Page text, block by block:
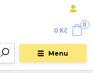
Menu
0
0 Kč